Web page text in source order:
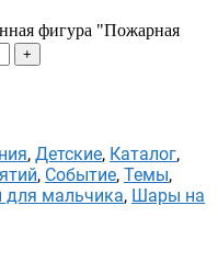
фигура "Пожарная
, Детские, Каталог,
, Событие, Темы,
мальчика, Шары на